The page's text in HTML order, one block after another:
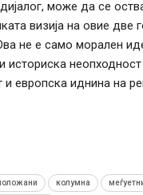
може да се
визија на овие две
не е само морален
историска
и европска иднина на
колумна